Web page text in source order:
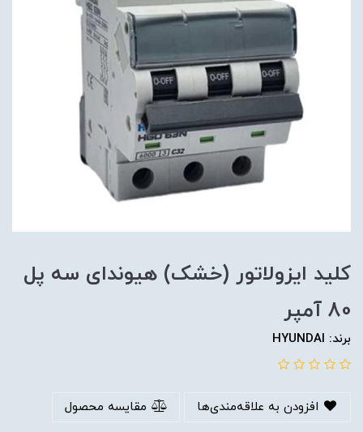
کلید ایزولاتور (خشک) هیوندای سه پل
80 آمپر
برند: HYUNDAI
افزودن به علاقه‌مندی‌ها مقایسه محصول